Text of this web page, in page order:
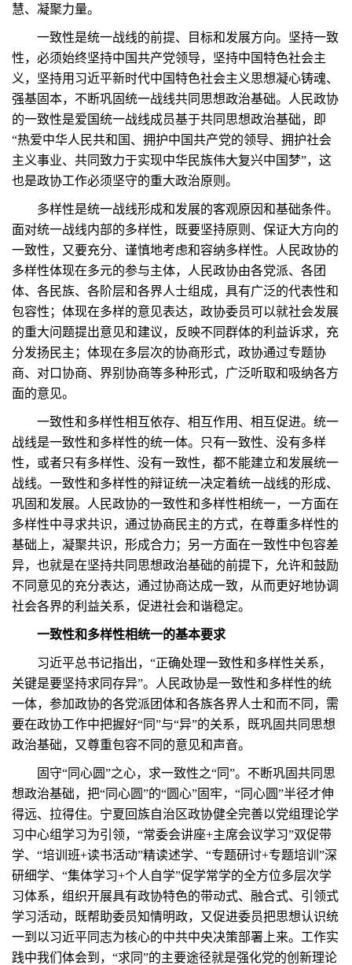
慧、凝聚力量。
一致性是统一战线的前提、目标和发展方向。坚持一致
性，必须始终坚持中国共产党领导，坚持中国特色社会主
义，坚持用习近平新时代中国特色社会主义思想凝心铸魂、
强基固本，不断巩固统一战线共同思想政治基础。人民政协
的一致性是爱国统一战线成员基于共同思想政治基础，即
“热爱中华人民共和国、拥护中国共产党的领导、拥护社会
主义事业、共同致力于实现中华民族伟大复兴中国梦”，这
也是政协工作必须坚守的重大政治原则。
多样性是统一战线形成和发展的客观原因和基础条件。
面对统一战线内部的多样性，既要坚持原则、保证大方向的
一致性，又要充分、谨慎地考虑和容纳多样性。人民政协的
多样性体现在多元的参与主体，人民政协由各党派、各团
体、各民族、各阶层和各界人士组成，具有广泛的代表性和
包容性；体现在多样的意见表达，政协委员可以就社会发展
的重大问题提出意见和建议，反映不同群体的利益诉求，充
分发扬民主；体现在多层次的协商形式，政协通过专题协
商、对口协商、界别协商等多种形式，广泛听取和吸纳各方
面的意见。
一致性和多样性相互依存、相互作用、相互促进。统一
战线是一致性和多样性的统一体。只有一致性、没有多样
性，或者只有多样性、没有一致性，都不能建立和发展统一
战线。一致性和多样性的辩证统一决定着统一战线的形成、
巩固和发展。人民政协的一致性和多样性相统一，一方面在
多样性中寻求共识，通过协商民主的方式，在尊重多样性的
基础上，凝聚共识，形成合力；另一方面在一致性中包容差
异，也就是在坚持共同思想政治基础的前提下，允许和鼓励
不同意见的充分表达，通过协商达成一致，从而更好地协调
社会各界的利益关系，促进社会和谐稳定。
一致性和多样性相统一的基本要求
习近平总书记指出，“正确处理一致性和多样性关系，
关键是要坚持求同存异”。人民政协是一致性和多样性的统
一体，参加政协的各党派团体和各族各界人士和而不同，需
要在政协工作中把握好“同”与“异”的关系，既巩固共同思想
政治基础，又尊重包容不同的意见和声音。
固守“同心圆”之心，求一致性之“同”。不断巩固共同思
想政治基础，把“同心圆”的“圆心”固牢，“同心圆”半径才伸
得远、拉得住。宁夏回族自治区政协健全完善以党组理论学
习中心组学习为引领，“常委会讲座+主席会议学习”双促带
学、“培训班+读书活动”精读述学、“专题研讨+专题培训”深
研细学、“集体学习+个人自学”促学常学的全方位多层次学
习体系，组织开展具有政协特色的带动式、融合式、引领式
学习活动，既帮助委员知情明政，又促进委员把思想认识统
一到以习近平同志为核心的中共中央决策部署上来。工作实
践中我们体会到，“求同”的主要途径就是强化党的创新理论